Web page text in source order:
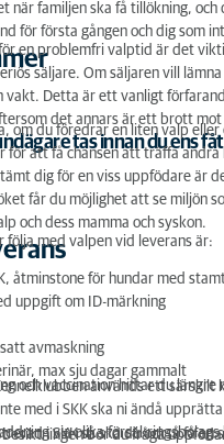
träning
när familjen ska få tillökning,
för första gången och dig som
en problemfri valptid är det
säljare. Om säljaren vill
Detta är ett vanligt
det annars är ett brott
tas innan du ens
om du föredrar en liten valp
att få chansen att träffa
dig för en viss uppfödare är
får du möjlighet att se miljön
och dess mamma och syskon.
följa med valpen vid leverans är:
åtminstone för hundar med
uppgift om ID-märkning
avmaskning
max sju dagar gammalt
och vaccination hittar du
används ett
med i SKK ska ni ändå
via olika
i SKK så ska du också få
bör du fråga